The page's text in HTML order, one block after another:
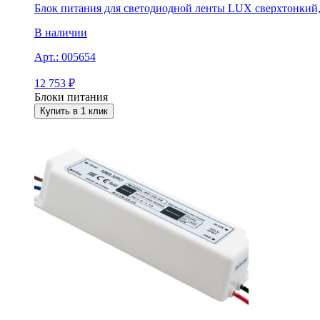
Блок питания для светодиодной ленты LUX
В наличии
Арт.: 005654
12 753 ₽
Блоки питания
Купить в 1 клик